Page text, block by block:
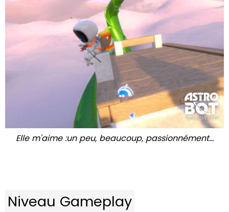
Elle m'aime :un peu, beaucoup, passionnément...
Niveau Gameplay